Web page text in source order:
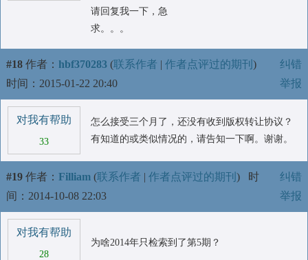
请回复我一下，急
求。。。
#18 作者： hbf370283 (联系作者 | 作者点评过的期刊 )
时间：2015-01-22 20:40
纠错
举报
对我有帮助
33
怎么接受三个月了，还没有收到版权转让协议？
有知道的或类似情况的，请告知一下啊。谢谢。
#19 作者： Filliam (联系作者 | 作者点评过的期刊 ) 时
间：2014-10-08 22:03
纠错
举报
对我有帮助
28
为啥2014年只检索到了第5期？